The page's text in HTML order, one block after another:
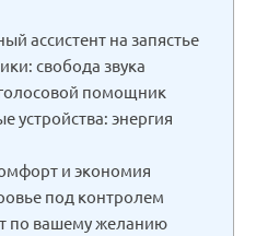
ассистент на запястье
свобода звука
помощник
устройства: энергия
и экономия
под контролем
по вашему желанию